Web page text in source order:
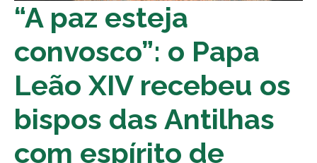
“A paz esteja
convosco”: o Papa
Leão XIV recebeu os
bispos das Antilhas
com espírito de